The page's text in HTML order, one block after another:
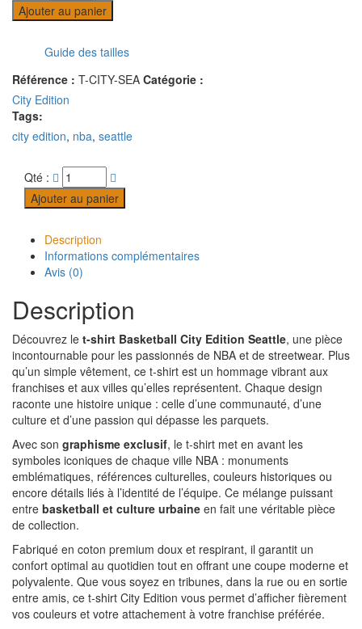
Ajouter au panier
Guide des tailles
Référence : T-CITY-SEA Catégorie :
City Edition
Tags:
city edition, nba, seattle
Qté :
Ajouter au panier
Description
Informations complémentaires
Avis (0)
Description
Découvrez le t-shirt Basketball City Edition Seattle, une pièce
incontournable pour les passionnés de NBA et de streetwear. Plus
qu’un simple vêtement, ce t-shirt est un hommage vibrant aux
franchises et aux villes qu’elles représentent. Chaque design
raconte une histoire unique : celle d’une communauté, d’une
culture et d’une passion qui dépasse les parquets.
Avec son graphisme exclusif, le t-shirt met en avant les
symboles iconiques de chaque ville NBA : monuments
emblématiques, références culturelles, couleurs historiques ou
encore détails liés à l’identité de l’équipe. Ce mélange puissant
entre basketball et culture urbaine en fait une véritable pièce
de collection.
Fabriqué en coton premium doux et respirant, il garantit un
confort optimal au quotidien tout en offrant une coupe moderne et
polyvalente. Que vous soyez en tribunes, dans la rue ou en sortie
entre amis, ce t-shirt City Edition vous permet d’afficher fièrement
vos couleurs et votre attachement à votre franchise préférée.